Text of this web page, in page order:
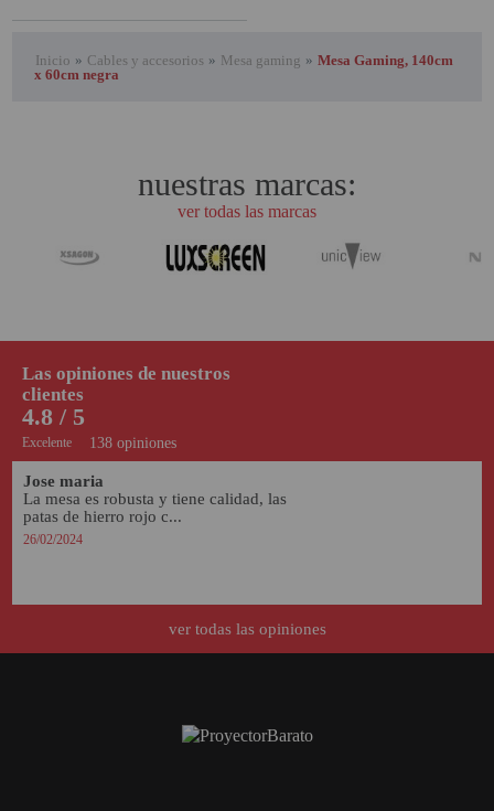
Inicio » Cables y accesorios » Mesa gaming » Mesa Gaming, 140cm
x 60cm negra
nuestras marcas:
ver todas las marcas
138 opiniones
4.8 / 5
Excelente
Las opiniones de nuestros
clientes
Jose maria
La mesa es robusta y tiene calidad, las
patas de hierro rojo c...
26/02/2024
ver todas las opiniones